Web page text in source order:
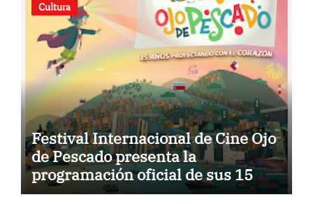
Cultura
Festival Internacional de Cine Ojo
de Pescado presenta la
programación oficial de sus 15
años